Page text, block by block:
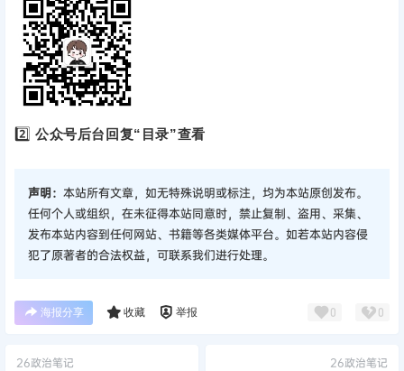
2️⃣公众号后台回复“目录”查看
声明： 本站所有文章，如无特殊说明或标注，均为本站原创发布。
任何个人或组织，在未征得本站同意时，禁止复制、盗用、采集、
发布本站内容到任何网站、书籍等各类媒体平台。如若本站内容侵
犯了原著者的合法权益，可联系我们进行处理。
海报分享 收藏 举报 0 0
26政治笔记 26政治笔记